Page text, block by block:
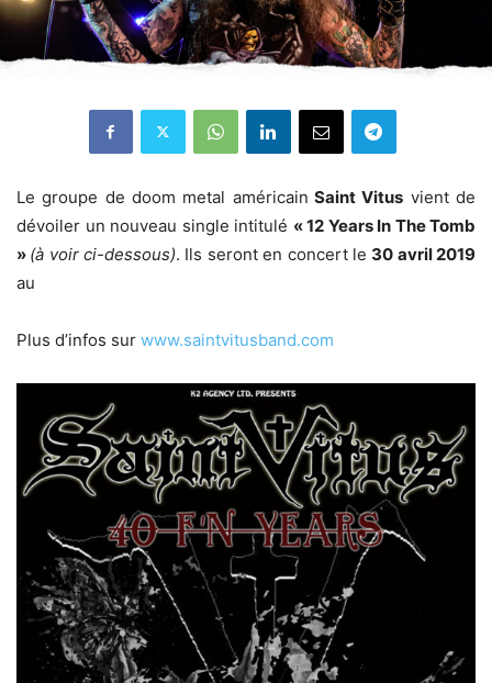
Le groupe de doom metal américain Saint Vitus vient de
dévoiler un nouveau single intitulé « 12 Years In The Tomb
» (à voir ci-dessous). Ils seront en concert le 30 avril 2019
au
Plus d’infos sur www.saintvitusband.com